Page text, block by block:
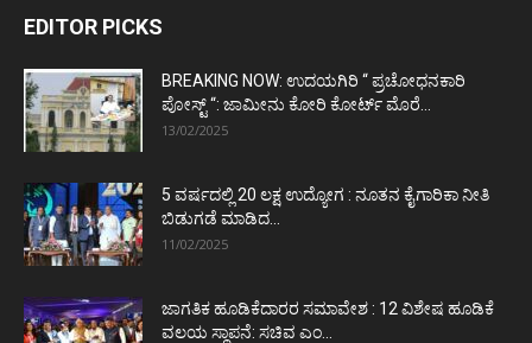
EDITOR PICKS
BREAKING NOW: ಉದಯಗಿರಿ “ ಪ್ರಚೋಧನಕಾರಿ
ಪೋಸ್ಟ್‌ “: ಜಾಮೀನು ಕೋರಿ ಕೋರ್ಟ್‌ ಮೊರೆ...
13/02/2025
5 ವರ್ಷದಲ್ಲಿ 20 ಲಕ್ಷ ಉದ್ಯೋಗ : ನೂತನ ಕೈಗಾರಿಕಾ ನೀತಿ
ಬಿಡುಗಡೆ ಮಾಡಿದ...
11/02/2025
ಜಾಗತಿಕ ಹೂಡಿಕೆದಾರರ ಸಮಾವೇಶ : 12 ವಿಶೇಷ ಹೂಡಿಕೆ
ವಲಯ ಸ್ಥಾಪನೆ: ಸಚಿವ ಎಂ...